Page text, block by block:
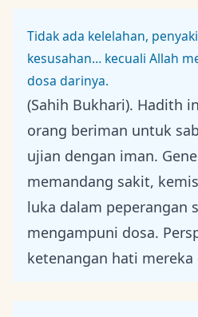
Tidak ada kelelahan,
kesusahan… kecuali Allah
dosa darinya.
(Sahih Bukhari). Hadith
orang beriman untuk
ujian dengan iman.
memandang sakit,
luka dalam peperangan
mengampuni dosa.
ketenangan hati